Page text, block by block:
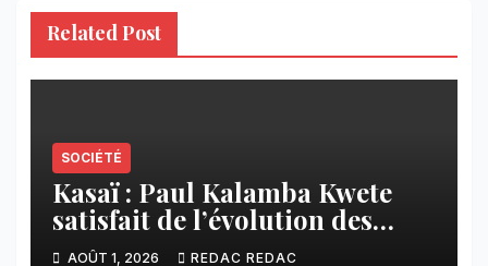
Related Post
SOCIÉTÉ
Kasaï : Paul Kalamba Kwete
satisfait de l’évolution des
travaux routiers exécutés par
AOÛT 1, 2026 REDAC REDAC